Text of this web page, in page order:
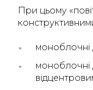
При цьому
моноблочні
моноблочні